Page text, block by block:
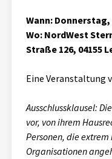
Unterstützer_innen
Spenden
chronik.LE in der
Wann: Donnerstag,
Wo: NordWest
Straße 126, 04155
Eine Veranstaltung
Ausschlussklausel:
vor, von ihrem
Personen, die
Organisationen